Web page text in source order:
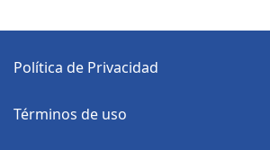
Política de Privacidad
Términos de uso